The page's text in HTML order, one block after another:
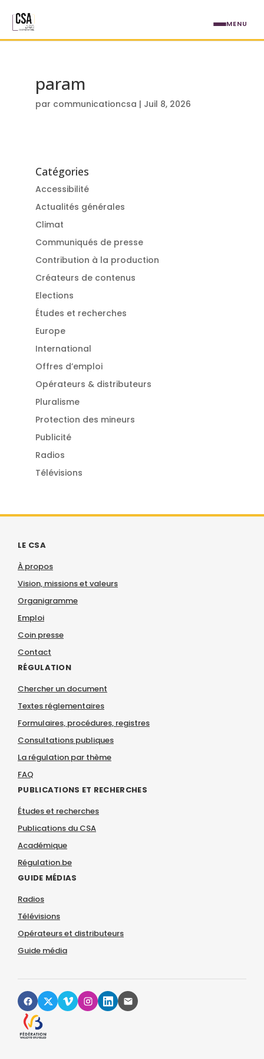
param
par communicationcsa | Juil 8, 2026
Catégories
Accessibilité
Actualités générales
Climat
Communiqués de presse
Contribution à la production
Créateurs de contenus
Elections
Études et recherches
Europe
International
Offres d’emploi
Opérateurs & distributeurs
Pluralisme
Protection des mineurs
Publicité
Radios
Télévisions
LE CSA
À propos
Vision, missions et valeurs
Organigramme
Emploi
Coin presse
Contact
RÉGULATION
Chercher un document
Textes réglementaires
Formulaires, procédures, registres
Consultations publiques
La régulation par thème
FAQ
PUBLICATIONS ET RECHERCHES
Études et recherches
Publications du CSA
Académique
Régulation.be
GUIDE MÉDIAS
Radios
Télévisions
Opérateurs et distributeurs
Guide média
MENU